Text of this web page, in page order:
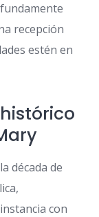
recepción
estén en
década de
con